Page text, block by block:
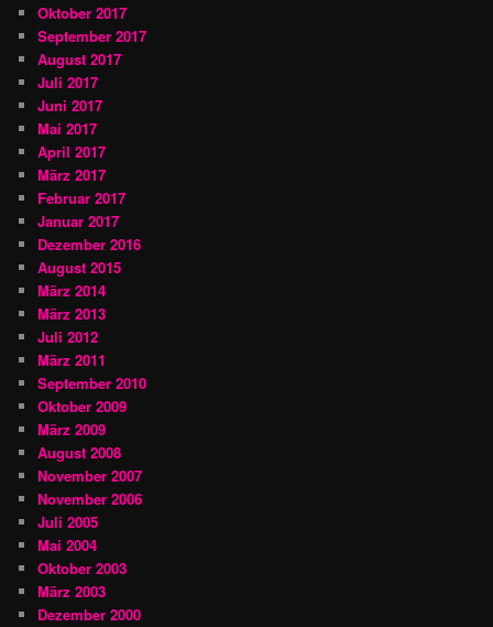
Oktober 2017
September 2017
August 2017
Juli 2017
Juni 2017
Mai 2017
April 2017
März 2017
Februar 2017
Januar 2017
Dezember 2016
August 2015
März 2014
März 2013
Juli 2012
März 2011
September 2010
Oktober 2009
März 2009
August 2008
November 2007
November 2006
Juli 2005
Mai 2004
Oktober 2003
März 2003
Dezember 2000